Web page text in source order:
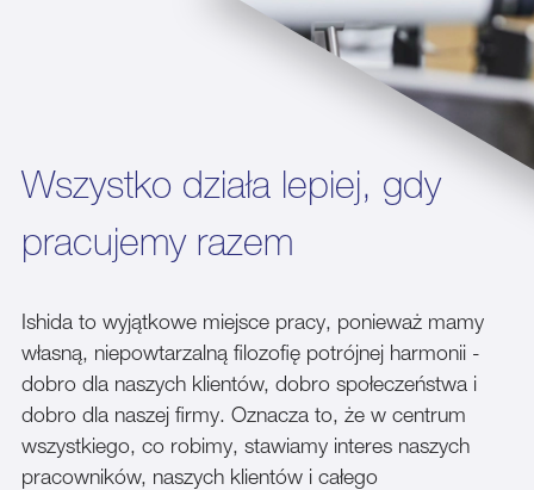
Wszystko działa lepiej, gdy
pracujemy razem
Ishida to wyjątkowe miejsce pracy, ponieważ mamy
własną, niepowtarzalną filozofię potrójnej harmonii -
dobro dla naszych klientów, dobro społeczeństwa i
dobro dla naszej firmy. Oznacza to, że w centrum
wszystkiego, co robimy, stawiamy interes naszych
pracowników, naszych klientów i całego